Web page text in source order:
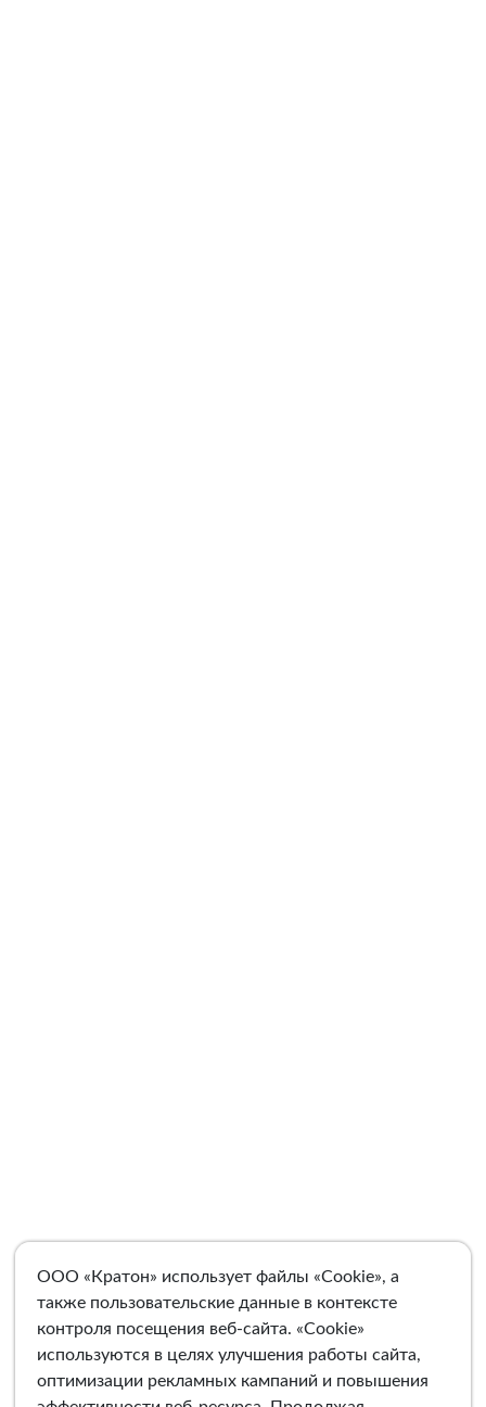
ООО «Кратон» использует файлы «Cookie», а
также пользовательские данные в контексте
контроля посещения веб-сайта. «Cookie»
используются в целях улучшения работы сайта,
оптимизации рекламных кампаний и повышения